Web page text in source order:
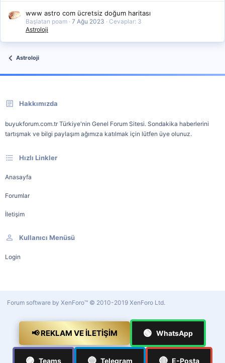
www astro com ücretsiz doğum haritası
Başlatan poam 7 Ağu 2023
Cevaplar: 3
Astroloji
Astroloji
Hakkımızda
buyukforum.com.tr Türkiye'nin Genel Forum Sitesi. Sondakika haberlerini
tartışmak ve bilgi paylaşım ağımıza katılmak için lütfen üye olunuz.
Hızlı Linkler
Anasayfa
Forumlar
İletişim
Kullanıcı Menüsü
Login
Forum software by XenForo™ © 2010-2019 XenForo Ltd.
📢 REKLAM VE İLETIŞIM 🟢 WhatsApp
🟣 Teams 🔵 Telegram 🔴 E-Posta